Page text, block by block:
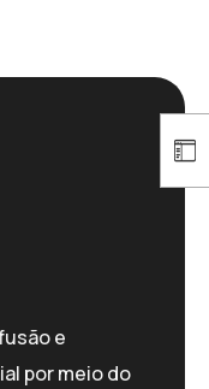
e
por meio do